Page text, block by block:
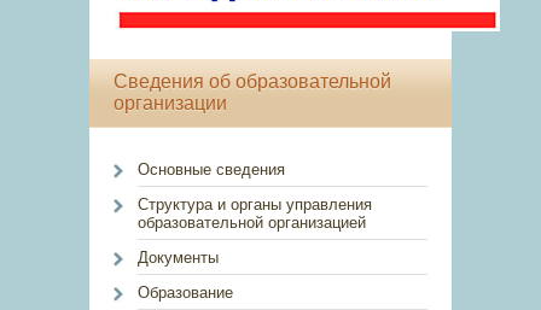
Сведения об образовательной
организации
Основные сведения
Структура и органы управления
образовательной организацией
Документы
Образование